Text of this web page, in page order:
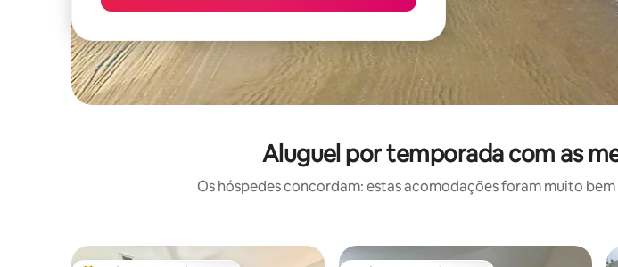
Aluguel por temporada com as
Os hóspedes concordam: estas acomodações foram muito